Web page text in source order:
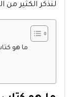
لنذكر الكثير من
ما هو